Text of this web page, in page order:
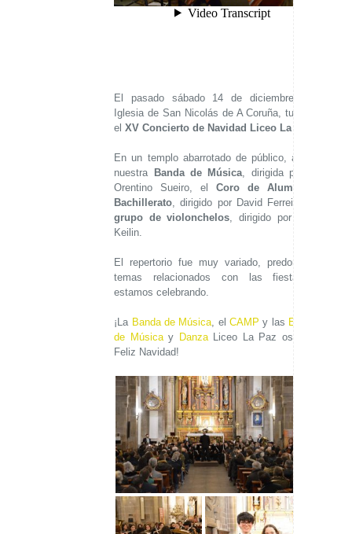
El pasado sábado 14 de diciembre, en la
Iglesia de San Nicolás de A Coruña, tuvo lugar
elXV Concierto de Navidad Liceo La Paz
En un templo abarrotado de público, actuaron
nuestra Banda de Música , dirigida por José
Orentino Sueiro, elCoro de Alumnos de
Bachillerato , dirigido por David Ferreiro; y un
grupo de violonchelos , dirigido por Arsenio
Keilin.
El repertorio fue muy variado, predominando
temas relacionados con las fiestas que
estamos celebrando.
¡La Banda de Música , elCAMP y las Escuelas
de Músicay DanzaLiceo La Paz os desean
Feliz Navidad!